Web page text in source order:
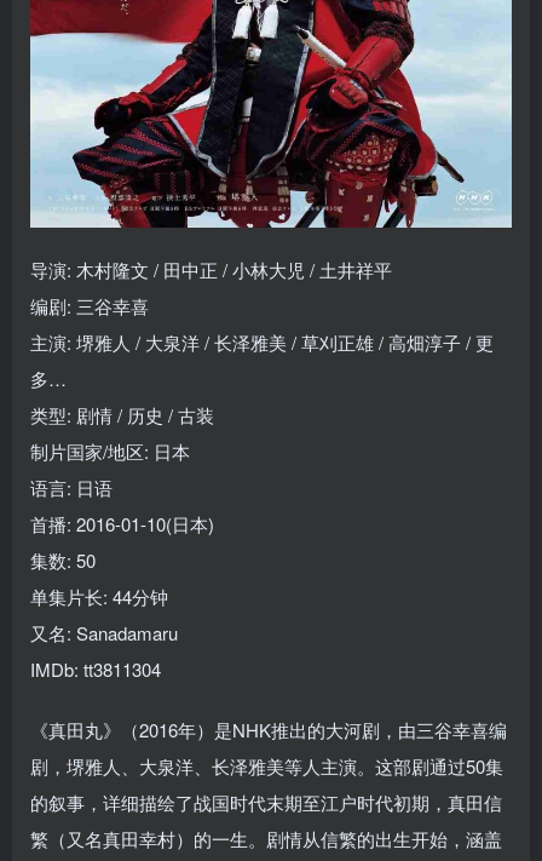
导演: 木村隆文 / 田中正 / 小林大児 / 土井祥平
编剧: 三谷幸喜
主演: 堺雅人 / 大泉洋 / 长泽雅美 / 草刈正雄 / 高畑淳子 / 更
多…
类型: 剧情 / 历史 / 古装
制片国家/地区: 日本
语言: 日语
首播: 2016-01-10(日本)
集数: 50
单集片长: 44分钟
又名: Sanadamaru
IMDb: tt3811304
《真田丸》（2016年）是NHK推出的大河剧，由三谷幸喜编
剧，堺雅人、大泉洋、长泽雅美等人主演。这部剧通过50集
的叙事，详细描绘了战国时代末期至江户时代初期，真田信
繁（又名真田幸村）的一生。剧情从信繁的出生开始，涵盖